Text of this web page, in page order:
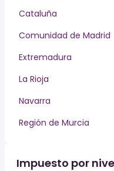
Cataluña
Comunidad de Madrid
Extremadura
La Rioja
Navarra
Región de Murcia
Impuesto por